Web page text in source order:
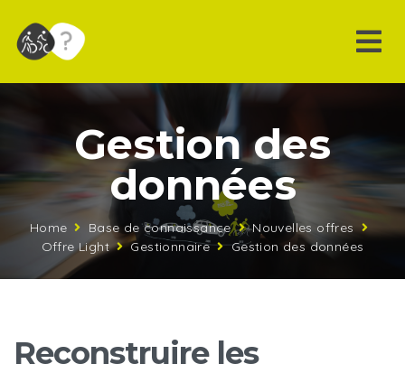
Gestion des
données
Home Base de connaissance
Nouvelles offres
Offre Light
Gestionnaire Gestion des données
Reconstruire les